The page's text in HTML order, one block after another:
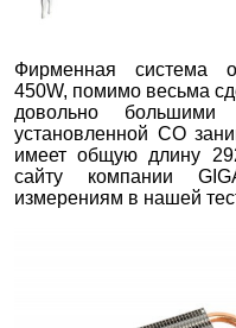
Фирменная система
450W, помимо весьма
довольно большими
установленной СО
имеет общую длину
сайту компании
измерениям в нашей